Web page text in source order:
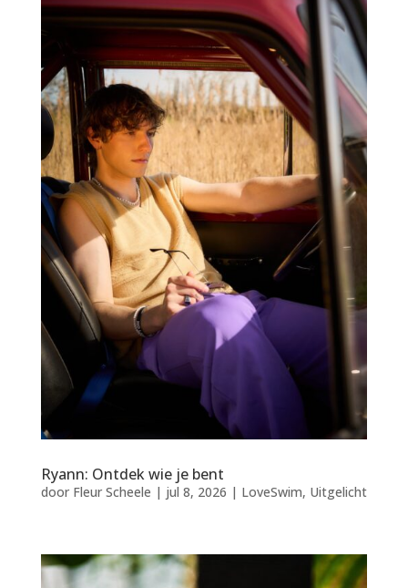
Ryann: Ontdek wie je bent
door Fleur Scheele | jul 8, 2026 | LoveSwim, Uitgelicht